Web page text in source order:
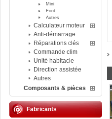
Mini
Ford
Autres
Calculateur moteur
Anti-démarrage
Réparations clés
Commande clim
Unité habitacle
Direction assistée
Autres
Composants & pièces
Fabricants